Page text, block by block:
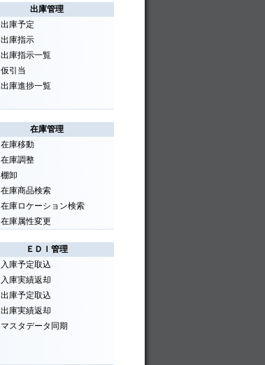
出庫管理
出庫予定
出庫指示
出庫指示一覧
仮引当
出庫進捗一覧
在庫管理
在庫移動
在庫調整
棚卸
在庫商品検索
在庫ロケーション検索
在庫属性変更
ＥＤＩ管理
入庫予定取込
入庫実績返却
出庫予定取込
出庫実績返却
マスタデータ同期